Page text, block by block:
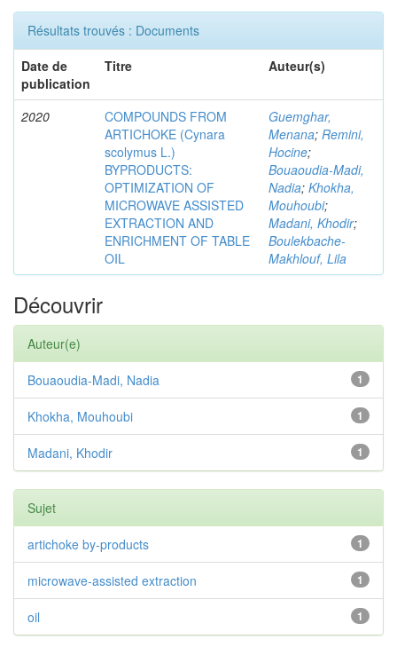
Résultats trouvés : Documents
Date de
publication
Titre Auteur(s)
2020
COMPOUNDS FROM
ARTICHOKE (Cynara
scolymus L.)
BYPRODUCTS:
OPTIMIZATION OF
MICROWAVE ASSISTED
EXTRACTION AND
ENRICHMENT OF TABLE
OIL
Guemghar,
Menana; Remini,
Hocine;
Bouaoudia-Madi,
Nadia; Khokha,
Mouhoubi;
Madani, Khodir;
Boulekbache-
Makhlouf, Lila
Découvrir
Auteur(e)
1
Bouaoudia-Madi, Nadia
1
Khokha, Mouhoubi
1
Madani, Khodir
Sujet
1
artichoke by-products
1
microwave-assisted extraction
1
oil